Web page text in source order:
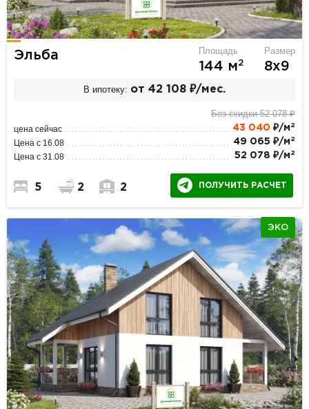
Эльба Площадь
144 м2
Размер
8х9
В ипотеку: от 42 108 ₽/мес.
Без скидки 52 078 ₽
цена сейчас 43 040 ₽/м 2
Цена с 16.08 49 065 ₽/м 2
Цена с 31.08 52 078 ₽/м 2
5 2 2 ПОЛУЧИТЬ РАСЧЕТ
ЭКО